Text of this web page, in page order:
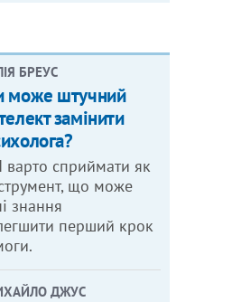
БРЕУС
може штучний
замінити
варто сприймати як
що може
знання
перший крок
ДЖУС